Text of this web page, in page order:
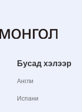
Бусад хэлээр
Англи
Испани